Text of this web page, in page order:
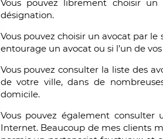
Vous pouvez librement choisir
désignation.
Vous pouvez choisir un avocat par le
entourage un avocat ou si l’un de
Vous pouvez consulter la liste des
de votre ville, dans de
domicile.
Vous pouvez également
Internet. Beaucoup de mes clients